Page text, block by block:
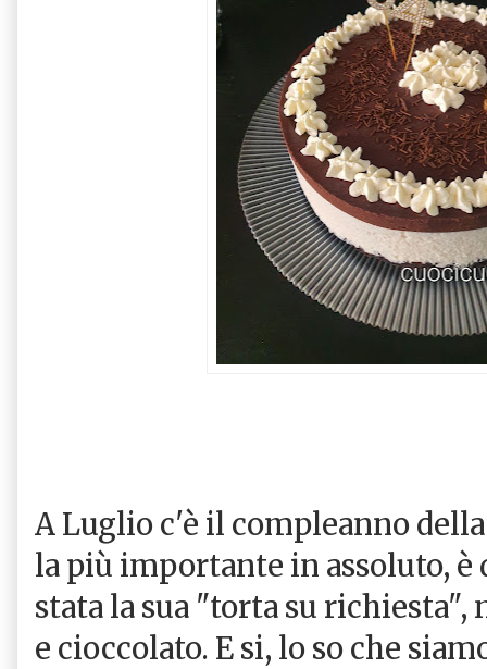
A Luglio c'è il compleanno
la più importante in assoluto, è
stata la sua "torta su
e cioccolato. E si, lo so che